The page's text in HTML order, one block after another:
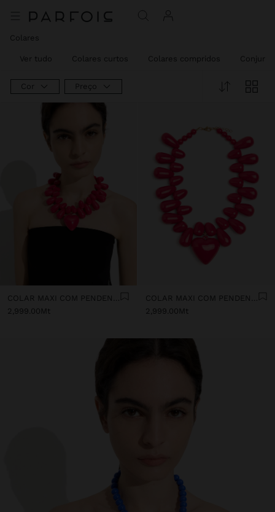
Colares
Ver tudo Colares curtos Colares compridos
Cor Preço
COLAR MAXI COM PENDENTE DE CORAÇÃO
2,999.00Mt
COLAR MAXI COM PENDENTE DE CORAÇÃO
2,999.00Mt